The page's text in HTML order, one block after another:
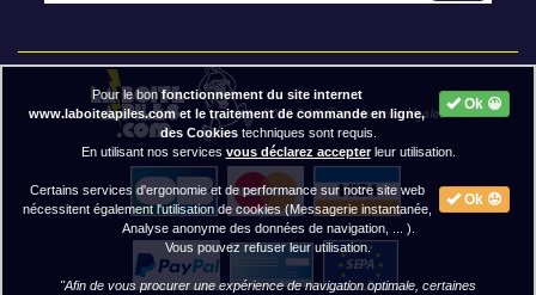
2020 BAP ⓒ - Mentions légales
Ok 😀
Pour le bonfonctionnement du site internet
www.laboiteapiles.com et le traitement de commande en ligne,
des Cookiestechniques sont requis.
En utilisant nos services vous déclarez accepterleur utilisation.
Ok 😟
Certains services d'ergonomie et de performance sur notre site web
nécessitent également l'utilisation de cookies (Messagerie instantanée,
Analyse anonyme des données de navigation, ... ).
Vous pouvez refuser leur utilisation.
"Afin de vous procurer une expérience de navigation optimale, certaines